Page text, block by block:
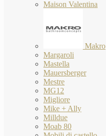
Maison Valentina
Makro
Margaroli
Mastella
Mauersberger
Mestre
MG12
Migliore
Mike + Ally
Milldue
Moab 80